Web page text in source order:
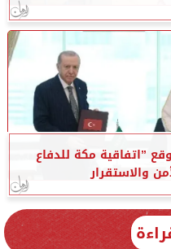
”اتفاقية مكة للدفاع
والاستقرار